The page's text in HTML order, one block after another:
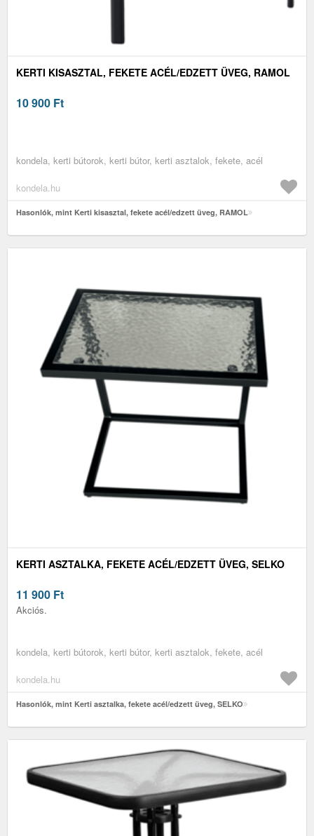
KERTI KISASZTAL, FEKETE ACÉL/EDZETT ÜVEG, RAMOL
10 900 Ft
kondela, kerti bútorok, kerti bútor, kerti asztalok, fekete, acél
kondela.hu
Hasonlók, mint Kerti kisasztal, fekete acél/edzett üveg, RAMOL
KERTI ASZTALKA, FEKETE ACÉL/EDZETT ÜVEG, SELKO
11 900 Ft
Akciós.
kondela, kerti bútorok, kerti bútor, kerti asztalok, fekete, acél
kondela.hu
Hasonlók, mint Kerti asztalka, fekete acél/edzett üveg, SELKO